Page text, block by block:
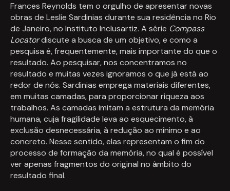
Frances Reynolds tem o orgulho de apresentar novas
obras de Leslie Sardinias durante sua residência no Rio
de Janeiro, no Instituto Inclusartiz. A série Compass
Locatordiscute a busca de um objetivo, e como a
pesquisa é, frequentemente, mais importante do que o
resultado. Ao pesquisar, nos concentramos no
resultado e muitas vezes ignoramos o que já está ao
redor de nós. Sardinias emprega materiais diferentes,
em muitas camadas, para proporcionar riqueza aos
trabalhos. As camadas imitam a estrutura da memória
humana, cuja fragilidade leva ao esquecimento, à
exclusão desnecessária, à redução ao mínimo e ao
concreto. Nesse sentido, elas representam o fim do
processo de formação da memória, no qual é possível
ver apenas fragmentos do original no âmbito do
resultado final.